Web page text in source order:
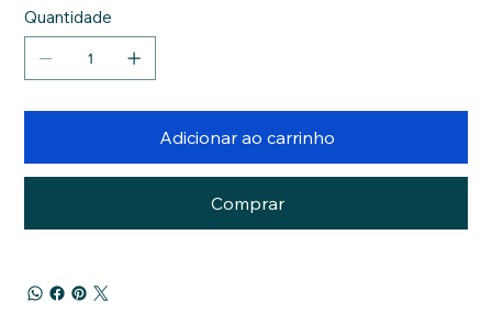
Quantidade
Adicionar ao carrinho
Comprar